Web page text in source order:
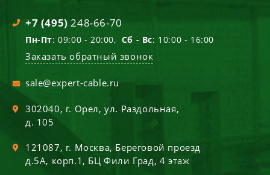
+7 (495) 248-66-70
Пн-Пт: 09:00 - 20:00, Сб - Вс: 10:00 - 16:00
Заказать обратный звонок
sale@expert-cable.ru
302040, г. Орел,ул. Раздольная,
д. 105
121087, г. Москва, Береговой проезд
д.5А, корп.1, БЦ Фили Град, 4 этаж